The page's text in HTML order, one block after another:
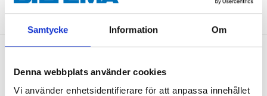
Samtycke Information Om
Denna webbplats använder cookies
Vi använder enhetsidentifierare för att anpassa innehållet
Om tillverkaren